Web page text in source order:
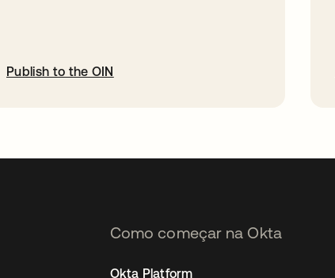
Publish to the OIN
Como começar na Okta
Okta Platform